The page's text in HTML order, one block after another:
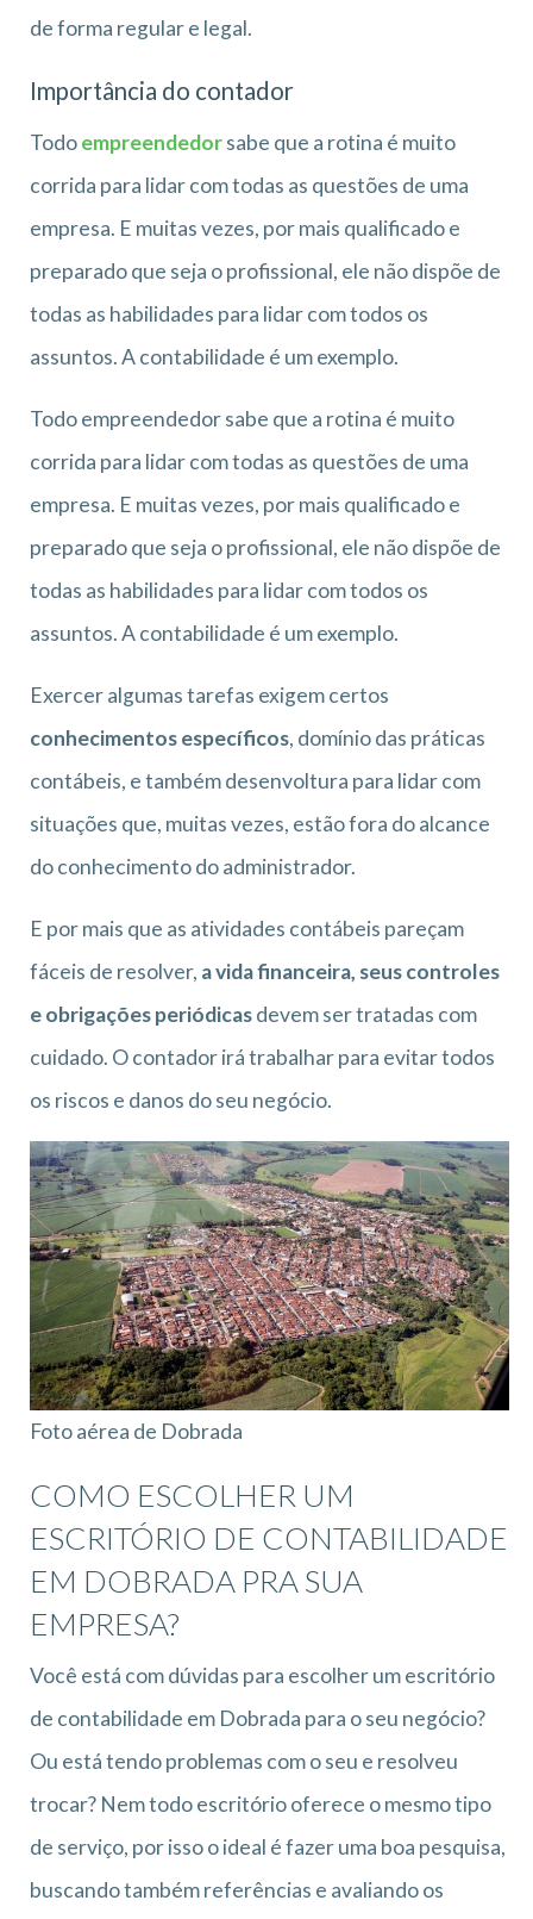
de forma regular e legal.
Importância do contador
Todoempreendedorsabe que a rotina é muito
corrida para lidar com todas as questões de uma
empresa. E muitas vezes, por mais qualificado e
preparado que seja o profissional, ele não dispõe de
todas as habilidades para lidar com todos os
assuntos. A contabilidade é um exemplo.
Todo empreendedor sabe que a rotina é muito
corrida para lidar com todas as questões de uma
empresa. E muitas vezes, por mais qualificado e
preparado que seja o profissional, ele não dispõe de
todas as habilidades para lidar com todos os
assuntos. A contabilidade é um exemplo.
Exercer algumas tarefas exigem certos
conhecimentos específicos, domínio das práticas
contábeis, e também desenvoltura para lidar com
situações que, muitas vezes, estão fora do alcance
do conhecimento do administrador.
E por mais que as atividades contábeis pareçam
fáceis de resolver, a vida financeira, seus controles
e obrigações periódicasdevem ser tratadas com
cuidado. O contador irá trabalhar para evitar todos
os riscos e danos do seu negócio.
Foto aérea de Dobrada
COMO ESCOLHER UM
ESCRITÓRIO DE CONTABILIDADE
EM DOBRADA PRA SUA
EMPRESA?
Você está com dúvidas para escolher um escritório
de contabilidade em Dobrada para o seu negócio?
Ou está tendo problemas com o seu e resolveu
trocar? Nem todo escritório oferece o mesmo tipo
de serviço, por isso o ideal é fazer uma boa pesquisa,
buscando também referências e avaliando os